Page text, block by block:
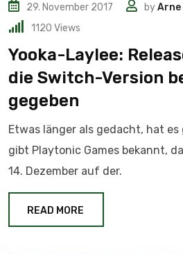
29. November 2017 byArne
1120 Views
Yooka-Laylee:
die Switch-Version
gegeben
Etwas länger als gedacht, hat
gibt Playtonic Games bekannt,
14. Dezember auf der.
READ MORE